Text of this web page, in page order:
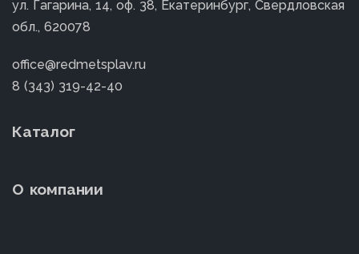
ул. Гагарина, 14, оф. 38, Екатеринбург, Свердловская
обл., 620078
office@redmetsplav.ru
8 (343) 319-42-40
Каталог
О компании